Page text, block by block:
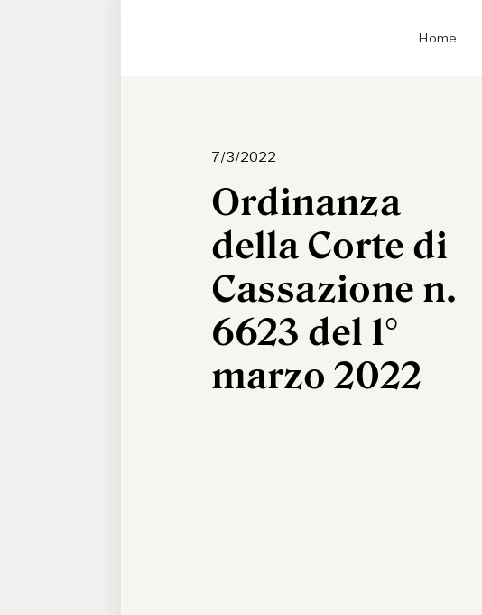
Home
7/3/2022
Ordinanza
della Corte di
Cassazione n.
6623 del 1°
marzo 2022